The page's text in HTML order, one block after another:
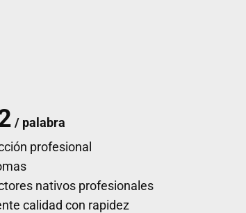
/ palabra
profesional
nativos profesionales
calidad con rapidez